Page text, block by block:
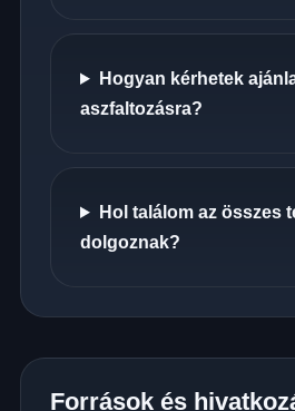
Hogyan kérhetek
aszfaltozásra?
Hol találom az összes
dolgoznak?
Források és